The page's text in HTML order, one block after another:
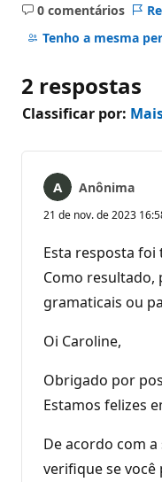
0 comentários
Sem
comentários
Tenho a mesma
2 respostas
Classificar por:
Anônima
21 de nov. de 2023
Esta resposta
Como resultado,
gramaticais ou
Oi Caroline,
Obrigado por
Estamos felizes
De acordo com
verifique se você